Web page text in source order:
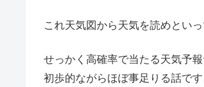
これ天気図から天気を読めとい
せっかく高確率で当たる天気予
初歩的ながらほぼ事足りる話です